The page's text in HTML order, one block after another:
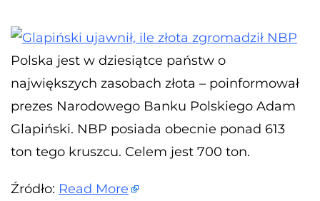
Polska jest w dziesiątce państw o
największych zasobach złota – poinformował
prezes Narodowego Banku Polskiego Adam
Glapiński. NBP posiada obecnie ponad 613
ton tego kruszcu. Celem jest 700 ton.
Źródło: Read More